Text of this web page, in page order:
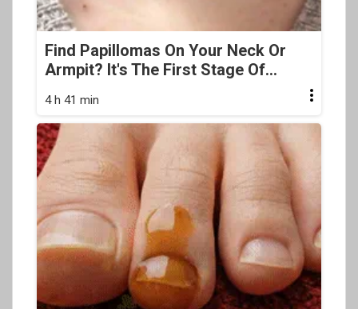
Find Papillomas On Your Neck Or
Armpit? It's The First Stage Of...
4 h 41 min